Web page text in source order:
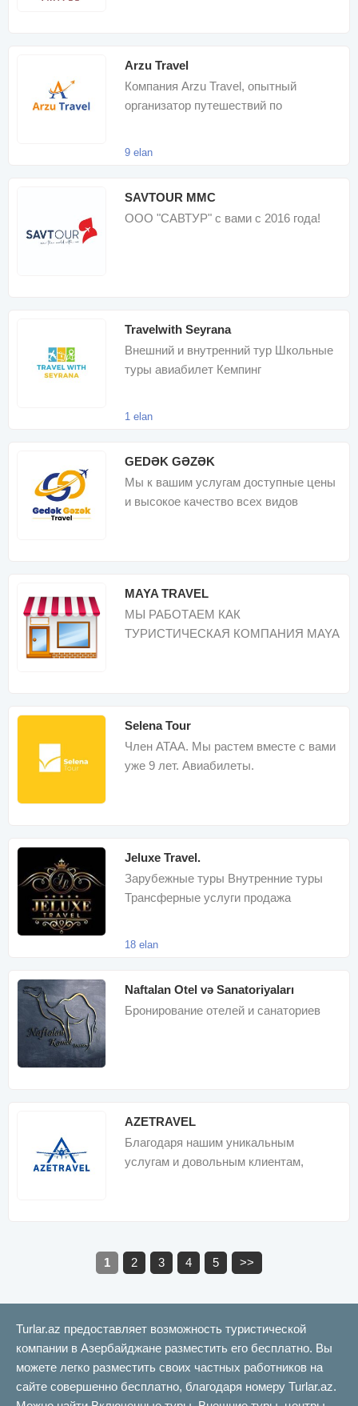
Arzu Travel
Компания Arzu Travel, опытный
организатор путешествий по
9 elan
SAVTOUR MMC
ООО "САВТУР" с вами с 2016 года!
Travelwith Seyrana
Внешний и внутренний тур Школьные
туры авиабилет Кемпинг
1 elan
GEDƏK GƏZƏK
Мы к вашим услугам доступные цены
и высокое качество всех видов
MAYA TRAVEL
МЫ РАБОТАЕМ КАК
ТУРИСТИЧЕСКАЯ КОМПАНИЯ MAYA
Selena Tour
Член ATAA. Мы растем вместе с вами
уже 9 лет. Авиабилеты.
Jeluxe Travel.
Зарубежные туры Внутренние туры
Трансферные услуги продажа
18 elan
Naftalan Otel və Sanatoriyaları
Бронирование отелей и санаториев
AZETRAVEL
Благодаря нашим уникальным
услугам и довольным клиентам,
1 2 3 4 5 >>
Turlar.az предоставляет возможность туристической
компании в Азербайджане разместить его бесплатно. Вы
можете легко разместить своих частных работников на
сайте совершенно бесплатно, благодаря номеру Turlar.az.